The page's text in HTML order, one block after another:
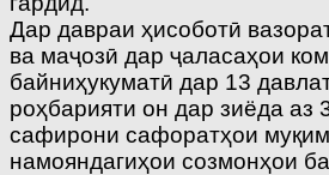
Дар давраи ҳисоботӣ
ва маҷозӣ дар ҷаласаҳои
байниҳукуматӣ дар 13
роҳбарияти он дар зиёда аз
сафирони сафоратҳои
намояндагиҳои созмонҳои